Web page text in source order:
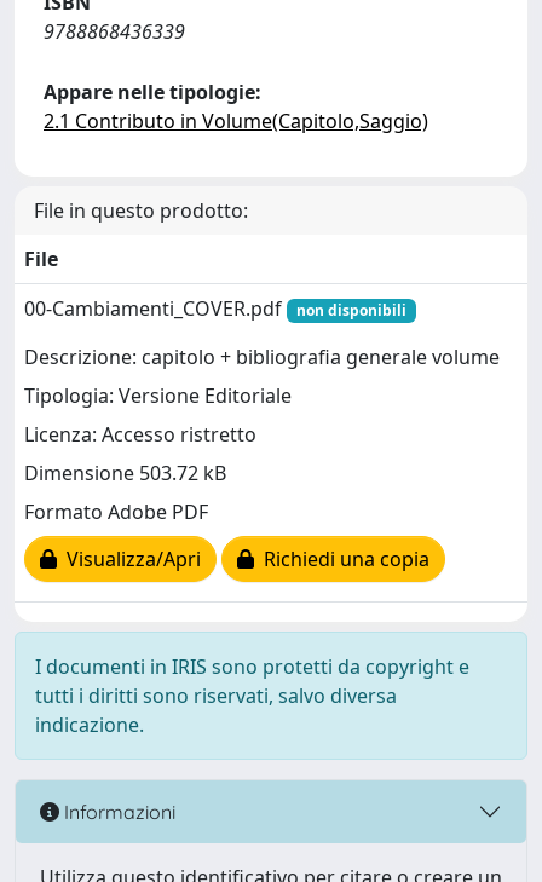
9788868436339
Appare nelle tipologie:
2.1 Contributo in Volume(Capitolo,Saggio)
File in questo prodotto:
File
00-Cambiamenti_COVER.pdf
non disponibili
Descrizione: capitolo + bibliografia generale volume
Tipologia: Versione Editoriale
Licenza: Accesso ristretto
Dimensione 503.72 kB
Formato Adobe PDF
Visualizza/Apri
Richiedi una copia
I documenti in IRIS sono protetti da copyright e
tutti i diritti sono riservati, salvo diversa
indicazione.
Informazioni